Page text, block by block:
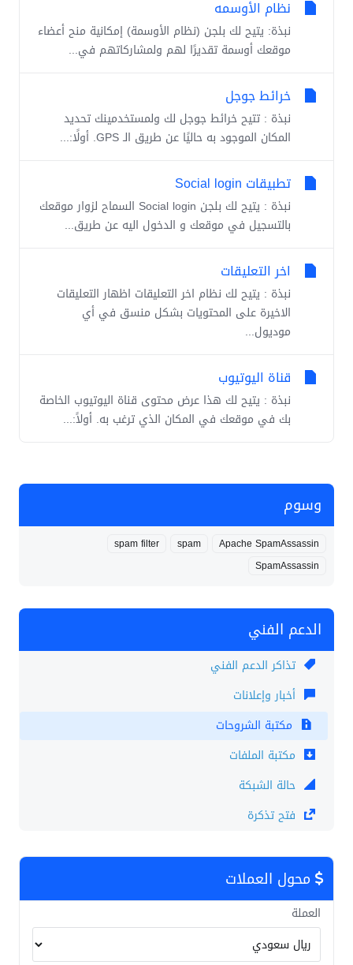
وسوم
Apache SpamAssassin
spam
spam filter
SpamAssassin
الدعم الفني
تذاكر الدعم الفني
أخبار وإعلانات
مكتبة الشروحات
مكتبة الملفات
حالة الشبكة
فتح تذكرة
محول العملات
العملة
نظام الأوسمه
نبذة: يتيح لك بلجن (نظام الأوسمة) إمكانية منح أعضاء
موقعك أوسمة تقديرًا لهم ولمشاركاتهم في...
خرائط جوجل
نبذة : تتيح خرائط جوجل لك ولمستخدمينك تحديد
المكان الموجود به حاليًا عن طريق الـ GPS. أولًا:...
تطبيقات Social login
نبذة : يتيح لك بلجن Social login السماح لزوار موقعك
بالتسجيل في موقعك و الدخول اليه عن طريق...
اخر التعليقات
نبذة : يتيح لك نظام اخر التعليقات اظهار التعليقات
الاخيرة على المحتويات بشكل منسق في أي
موديول...
قناة اليوتيوب
نبذة : يتيح لك هذا عرض محتوى قناة اليوتيوب الخاصة
بك في موقعك في المكان الذي ترغب به. أولاً:...